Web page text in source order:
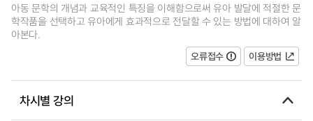
아동 문학의 개념과 교육적인 특징을 이해함으로써 유아 발달에 적절한 문
학작품을 선택하고 유아에게 효과적으로 전달할 수 있는 방법에 대하여 알
아본다.
오류접수
이용방법
차시별 강의